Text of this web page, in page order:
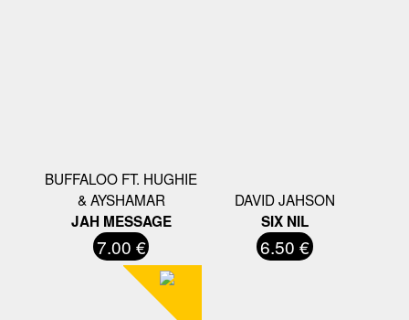
BUFFALOO FT. HUGHIE
& AYSHAMAR
JAH MESSAGE
7.00 €
DAVID JAHSON
SIX NIL
6.50 €